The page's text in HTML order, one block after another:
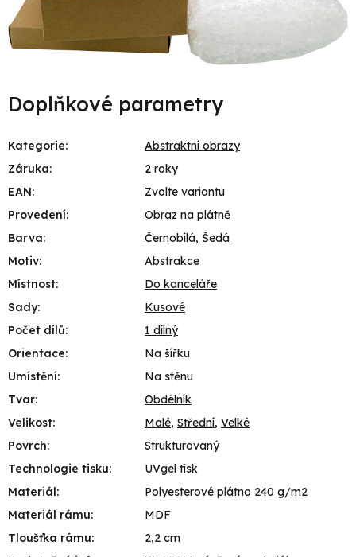
Doplňkové parametry
Kategorie:
Abstraktní obrazy
Záruka:
2 roky
EAN:
Zvolte variantu
Provedení:
Obraz na plátně
Barva: Černobílá, Šedá
Motiv:
Abstrakce
Místnost:
Do kanceláře
Sady:
Kusové
Počet dílů:
1 dílný
Orientace:
Na šířku
Umístění:
Na stěnu
Tvar:
Obdélník
Velikost: Malé, Střední, Velké
Povrch:
Strukturovaný
Technologie tisku:
UVgel tisk
Materiál:
Polyesterové plátno 240 g/m2
Materiál rámu:
MDF
Tloušťka rámu:
2,2 cm